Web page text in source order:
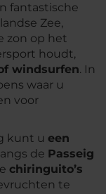
fantastische
Zee,
zon op het
houdt,
windsurfen. In
waar u
voor
kunt u een
de Passeig
chiringuito’s
te